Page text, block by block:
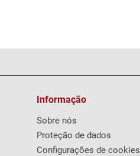
Informação
Sobre nós
Proteção de dados
Configurações de cookies